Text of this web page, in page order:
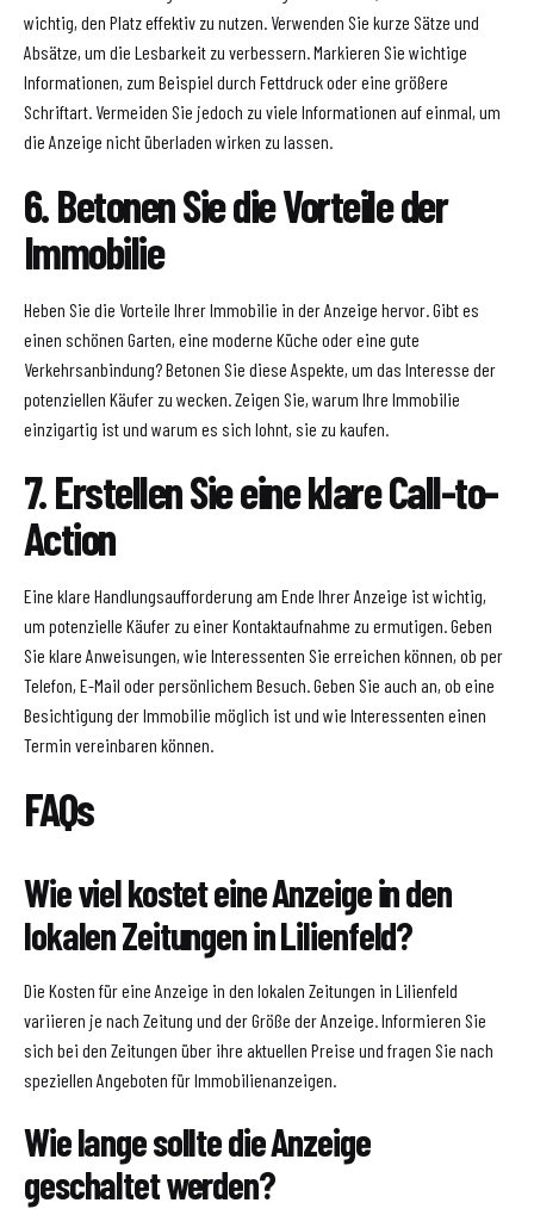
wichtig, den Platz effektiv zu nutzen. Verwenden Sie kurze Sätze und
Absätze, um die Lesbarkeit zu verbessern. Markieren Sie wichtige
Informationen, zum Beispiel durch Fettdruck oder eine größere
Schriftart. Vermeiden Sie jedoch zu viele Informationen auf einmal, um
die Anzeige nicht überladen wirken zu lassen.
6. Betonen Sie die Vorteile der
Immobilie
Heben Sie die Vorteile Ihrer Immobilie in der Anzeige hervor. Gibt es
einen schönen Garten, eine moderne Küche oder eine gute
Verkehrsanbindung? Betonen Sie diese Aspekte, um das Interesse der
potenziellen Käufer zu wecken. Zeigen Sie, warum Ihre Immobilie
einzigartig ist und warum es sich lohnt, sie zu kaufen.
7. Erstellen Sie eine klare Call-to-
Action
Eine klare Handlungsaufforderung am Ende Ihrer Anzeige ist wichtig,
um potenzielle Käufer zu einer Kontaktaufnahme zu ermutigen. Geben
Sie klare Anweisungen, wie Interessenten Sie erreichen können, ob per
Telefon, E-Mail oder persönlichem Besuch. Geben Sie auch an, ob eine
Besichtigung der Immobilie möglich ist und wie Interessenten einen
Termin vereinbaren können.
FAQs
Wie viel kostet eine Anzeige in den
lokalen Zeitungen in Lilienfeld?
Die Kosten für eine Anzeige in den lokalen Zeitungen in Lilienfeld
variieren je nach Zeitung und der Größe der Anzeige. Informieren Sie
sich bei den Zeitungen über ihre aktuellen Preise und fragen Sie nach
speziellen Angeboten für Immobilienanzeigen.
Wie lange sollte die Anzeige
geschaltet werden?